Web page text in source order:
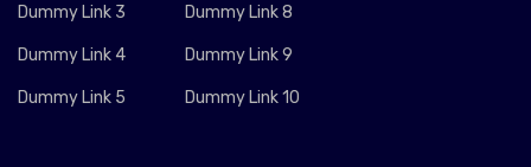
Dummy Link 3
Dummy Link 4
Dummy Link 5
Dummy Link 8
Dummy Link 9
Dummy Link 10